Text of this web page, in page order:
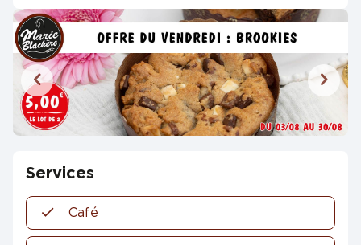
Services
Café